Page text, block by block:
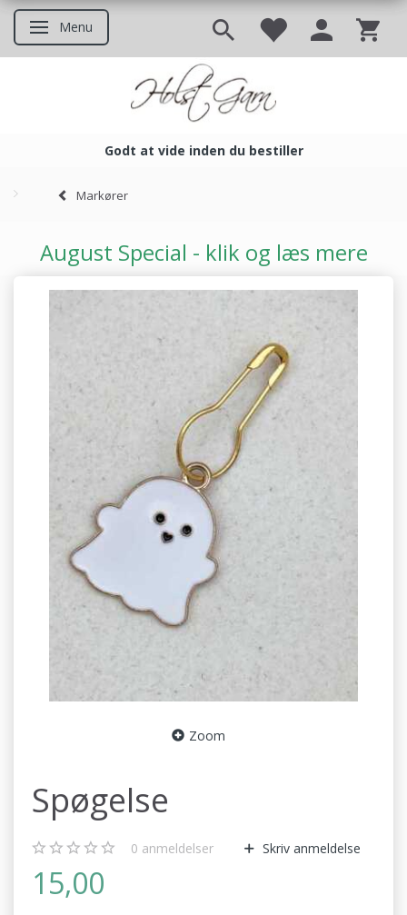
Skifte navigation
Menu
Godt at vide inden du bestiller
Markører
August Special - klik og læs mere
Zoom
Spøgelse
0 anmeldelser Skriv anmeldelse
15,00